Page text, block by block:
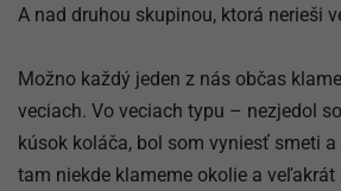
A nad druhou skupinou, ktorá nerieši
Možno každý jeden z nás občas
veciach. Vo veciach typu – nezjedol
kúsok koláča, bol som vyniesť smeti
tam niekde klameme okolie a veľakrát